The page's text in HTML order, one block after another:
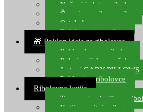
Noževi i alat za ribolov
Čamci za prihranu ribe
Ostala kamp oprema
Dalekozori i optika
🎁 Poklon ideje za ribolovce
Poklon bon za ribolov
Polarizacijske naočale
Jastuci GABY PILLOWS
Pokloni za ribolovce
Ribolovne kutije
Transportne kutije za
Kutije za sitni pribor